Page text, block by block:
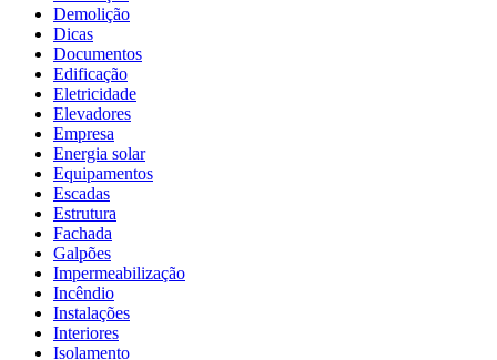
Demolição
Dicas
Documentos
Edificação
Eletricidade
Elevadores
Empresa
Energia solar
Equipamentos
Escadas
Estrutura
Fachada
Galpões
Impermeabilização
Incêndio
Instalações
Interiores
Isolamento